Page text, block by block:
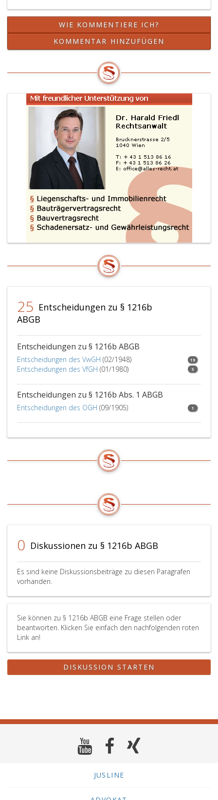
WIE KOMMENTIERE ICH?
KOMMENTAR HINZUFÜGEN
25 Entscheidungen zu § 1216b
ABGB
Entscheidungen zu § 1216b ABGB
Entscheidungen des VwGH (02/1948) 19
Entscheidungen des VfGH (01/1980) 5
Entscheidungen zu § 1216b Abs. 1 ABGB
Entscheidungen des OGH (09/1905) 1
0 Diskussionen zu § 1216b ABGB
Es sind keine Diskussionsbeiträge zu diesen Paragrafen
vorhanden.
Sie können zu § 1216b ABGB eine Frage stellen oder
beantworten. Klicken Sie einfach den nachfolgenden roten
Link an!
DISKUSSION STARTEN
JUSLINE